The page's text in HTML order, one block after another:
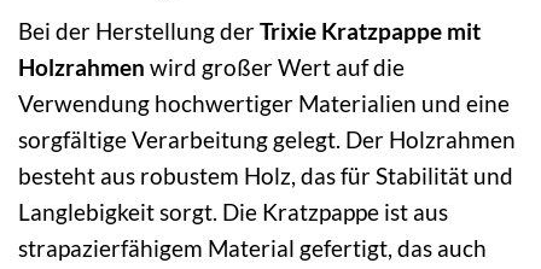
Bei der Herstellung derTrixie Kratzpappe mit
Holzrahmen wird großer Wert auf die
Verwendung hochwertiger Materialien und eine
sorgfältige Verarbeitung gelegt. Der Holzrahmen
besteht aus robustem Holz, das für Stabilität und
Langlebigkeit sorgt. Die Kratzpappe ist aus
strapazierfähigem Material gefertigt, das auch